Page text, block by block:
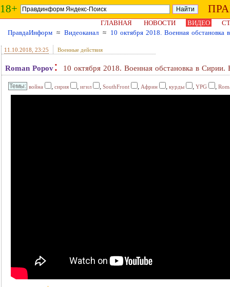
18+
ГЛАВНАЯ НОВОСТИ ВИДЕО
ПравдаИнформ ≈ Видеоканал ≈ 10 октября 2018. Военная
11.10.2018 , 23:25 Военные действия
Roman Popov: 10 октября 2018. Военная обстановка в
война , сирия , игил , SouthFront , Африн , курды , YPG ,